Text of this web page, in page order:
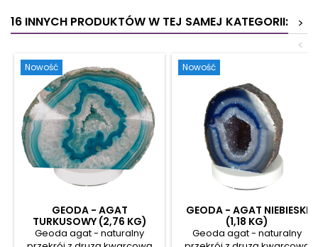
16 INNYCH PRODUKTÓW W TEJ SAMEJ KATEGORII:
>
<
Nowość
GEODA - AGAT
TURKUSOWY (2,76 KG)
Geoda agat - naturalny
Nowość
GEODA - AGAT NIEBIESKI
(1,18 KG)
Geoda agat - naturalny